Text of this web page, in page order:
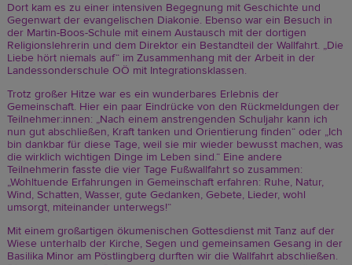
Dort kam es zu einer intensiven Begegnung mit Geschichte und
Gegenwart der evangelischen Diakonie. Ebenso war ein Besuch in
der Martin-Boos-Schule mit einem Austausch mit der dortigen
Religionslehrerin und dem Direktor ein Bestandteil der Wallfahrt. „Die
Liebe hört niemals auf“ im Zusammenhang mit der Arbeit in der
Landessonderschule OÖ mit Integrationsklassen.
Trotz großer Hitze war es ein wunderbares Erlebnis der
Gemeinschaft. Hier ein paar Eindrücke von den Rückmeldungen der
Teilnehmer:innen: „Nach einem anstrengenden Schuljahr kann ich
nun gut abschließen, Kraft tanken und Orientierung finden“ oder „Ich
bin dankbar für diese Tage, weil sie mir wieder bewusst machen, was
die wirklich wichtigen Dinge im Leben sind.“ Eine andere
Teilnehmerin fasste die vier Tage Fußwallfahrt so zusammen:
„Wohltuende Erfahrungen in Gemeinschaft erfahren: Ruhe, Natur,
Wind, Schatten, Wasser, gute Gedanken, Gebete, Lieder, wohl
umsorgt, miteinander unterwegs!“
Mit einem großartigen ökumenischen Gottesdienst mit Tanz auf der
Wiese unterhalb der Kirche, Segen und gemeinsamen Gesang in der
Basilika Minor am Pöstlingberg durften wir die Wallfahrt abschließen.